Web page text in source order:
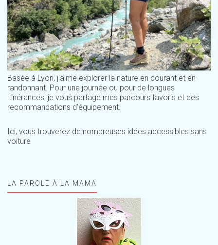
Basée à Lyon, j'aime explorer la nature en courant et en
randonnant. Pour une journée ou pour de longues
itinérances, je vous partage mes parcours favoris et des
recommandations d'équipement.
Ici, vous trouverez de nombreuses idées accessibles sans
voiture
LA PAROLE À LA MAMA